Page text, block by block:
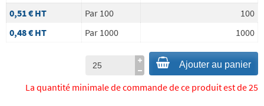
0,51 € HT Par 100
100
0,48 € HT Par 1000 1000
Ajouter au panier
La quantité minimale de commande de ce produit est de 25